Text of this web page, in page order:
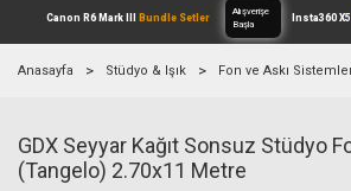
Canon R6 Mark IIIBundle Setler
Anasayfa Stüdyo & Işık Fon ve Askı
GDX Seyyar Kağıt Sonsuz Stüdyo
(Tangelo) 2.70x11 Metre